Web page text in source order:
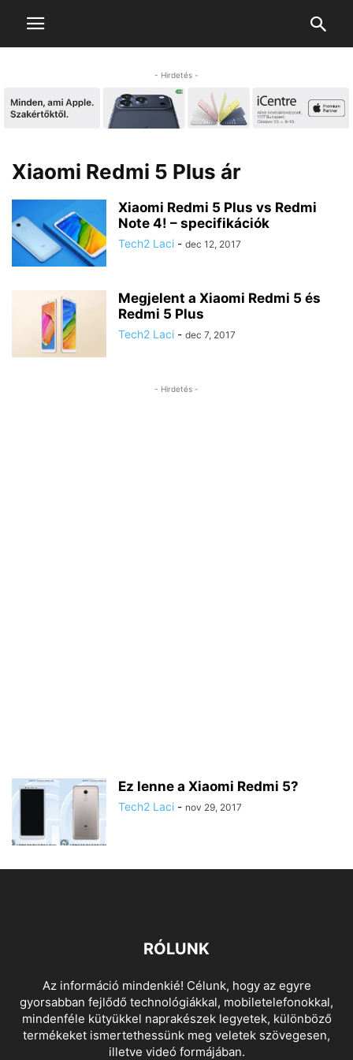
- Hirdetés -
Xiaomi Redmi 5 Plus ár
Xiaomi Redmi 5 Plus vs Redmi
Note 4! – specifikációk
Tech2 Laci - dec 12, 2017
Megjelent a Xiaomi Redmi 5 és
Redmi 5 Plus
Tech2 Laci - dec 7, 2017
- Hirdetés -
Ez lenne a Xiaomi Redmi 5?
Tech2 Laci - nov 29, 2017
RÓLUNK
Az információ mindenkié! Célunk, hogy az egyre
gyorsabban fejlődő technológiákkal, mobiletelefonokkal,
mindenféle kütyükkel naprakészek legyetek, különböző
termékeket ismertethessünk meg veletek szövegesen,
illetve videó formájában.